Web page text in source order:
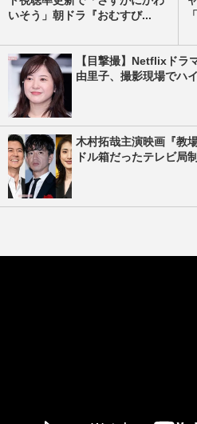
いそう」朝ドラ『おむすび...
【目撃撮】Netflixドラ
由里子、撮影現場でハ
木村拓哉主演映画『教
ドル箱だったテレビ局